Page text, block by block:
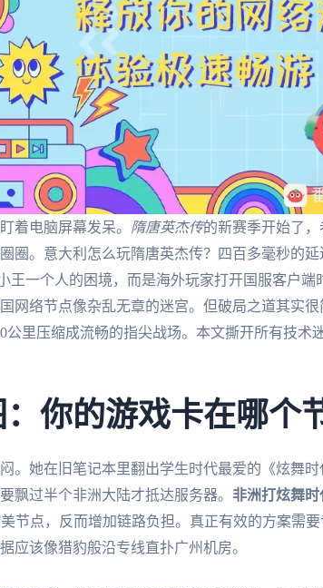
着电脑屏幕发呆。 隋唐英杰传的新赛季开始了
圈。意大利怎么玩隋唐英杰传？四百多毫秒的
王一个人的困境，而是海外玩家打开国服客户端
网络节点像杂乱无章的迷宫。但破局之道其实
公里压缩成流畅的指尖战场。本文撕开所有技术
你的游戏卡在哪个
。她在旧笔记本里翻出学生时代最爱的《炫舞时
飘过半个非洲大陆才抵达服务器。 非洲打炫舞
节点，反而增加链路负担。真正有效的方案需要
应该像猎豹般沿专线直扑广州机房。